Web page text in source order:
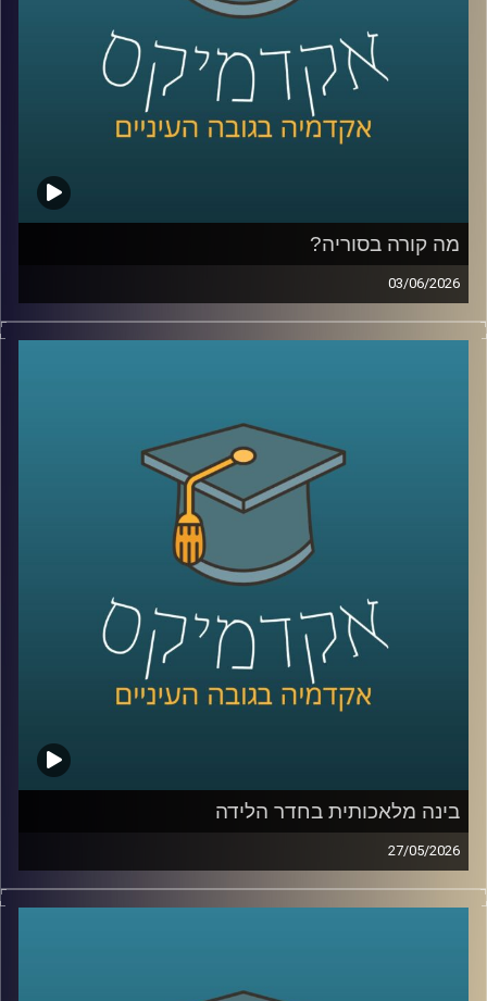
ובזמן שרובנו צורכים חדשות כדי להבין מה קורה, יש אנשים
שפשוט נכנסים לפולימרקט כדי לראות “מה הסיכויים” ועל
הדרך גם מרוויחים כסף.
אז מה זה בכלל שוק חיזוי?
למה אנשים התחילו להאמין לפלטפורמות האלה יותר מלסקרים
אירועים עולמיים? והאם יכול להיות שפלטפורמות כאלה כבר
לא רק מנבאות את המציאות, אלא גם מתחילות לעצב אותה?
כדי להבין את העולם הזה, נמצא איתנו היום פרופ’ צחי חייט
מאוניברסיטת רייכמן, שחוקר חוכמת המונים, רשתות חברתיות
ואמינות מידע, ואחד החוקרים הבולטים בישראל בתחום שווקי
החיזוי
מה קורה בסוריה?
03/06/2026
מה בעצם קורה היום בסוריה?
מי שולט שם? מי נלחם במי? איך טורקיה הפכה לשחקן כל כך
נדמה שאחרי יותר מעשור של מלחמה, רוב הישראלים כבר
איבדו את היכולת להבין את התמונה.
אז היום ננסה לעשות סדר ולהבין איך נראה המזרח התיכון
החדש שנבנה ממש מעבר לגבול שלנו.
היום נארח את ד״ר מיכאל ברק, מרצה וחוקר בבית ספר לאודר
לממשל, דיפלומטיה ואסטרטגיה ב־אוניברסיטת רייכמן, וחוקר
בכיר ב־המכון למדיניות נגד טרור, מומחה לאיסלאם רדיקלי.
קרדיט תמונות:AudioVersity
בינה מלאכותית בחדר הלידה
27/05/2026
הרפואה נמצאת היום באחת מנקודות המפנה המשמעותיות
ביותר בתולדותיה.